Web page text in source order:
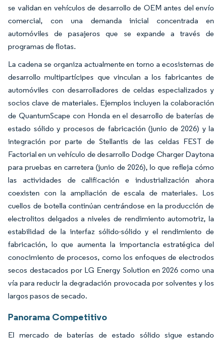
se validan en vehículos de desarrollo de OEM antes del envío
comercial, con una demanda inicial concentrada en
automóviles de pasajeros que se expande a través de
programas de flotas.
La cadena se organiza actualmente en torno a ecosistemas de
desarrollo multipartícipes que vinculan a los fabricantes de
automóviles con desarrolladores de celdas especializados y
socios clave de materiales. Ejemplos incluyen la colaboración
de QuantumScape con Honda en el desarrollo de baterías de
estado sólido y procesos de fabricación (junio de 2026) y la
integración por parte de Stellantis de las celdas FEST de
Factorial en un vehículo de desarrollo Dodge Charger Daytona
para pruebas en carretera (junio de 2026), lo que refleja cómo
las actividades de calificación e industrialización ahora
coexisten con la ampliación de escala de materiales. Los
cuellos de botella continúan centrándose en la producción de
electrolitos delgados a niveles de rendimiento automotriz, la
estabilidad de la interfaz sólido-sólido y el rendimiento de
fabricación, lo que aumenta la importancia estratégica del
conocimiento de procesos, como los enfoques de electrodos
secos destacados por LG Energy Solution en 2026 como una
vía para reducir la degradación provocada por solventes y los
largos pasos de secado.
Panorama Competitivo
El mercado de baterías de estado sólido sigue estando